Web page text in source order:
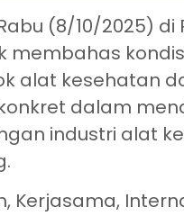
(8/10/2025) di
membahas
alat kesehatan
dalam
industri alat
Kerjasama,